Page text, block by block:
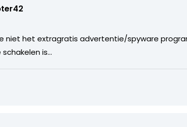
niet het extragratis advertentie/spyware
is…